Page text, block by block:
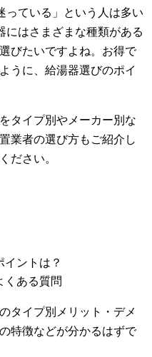
っている」という人は多い
にはさまざまな種類がある
びたいですよね。お得で
うに、給湯器選びのポイ
タイプ別やメーカー別な
業者の選び方もご紹介し
ださい。
ントは？
くある質問
タイプ別メリット・デメ
特徴などが分かるはずで